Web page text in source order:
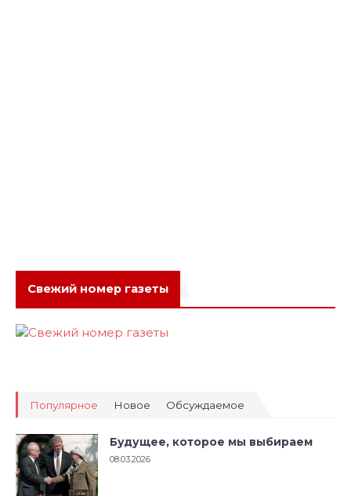
Свежий номер газеты
Популярное Новое Обсуждаемое
Будущее, которое мы выбираем
08.03.2026